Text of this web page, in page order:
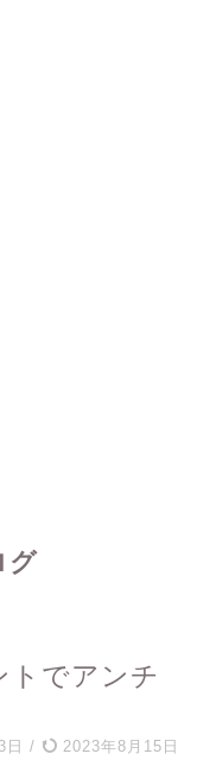
グ
トでアンチ
日 / 2023年8月15日